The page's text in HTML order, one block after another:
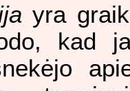
yra
kad